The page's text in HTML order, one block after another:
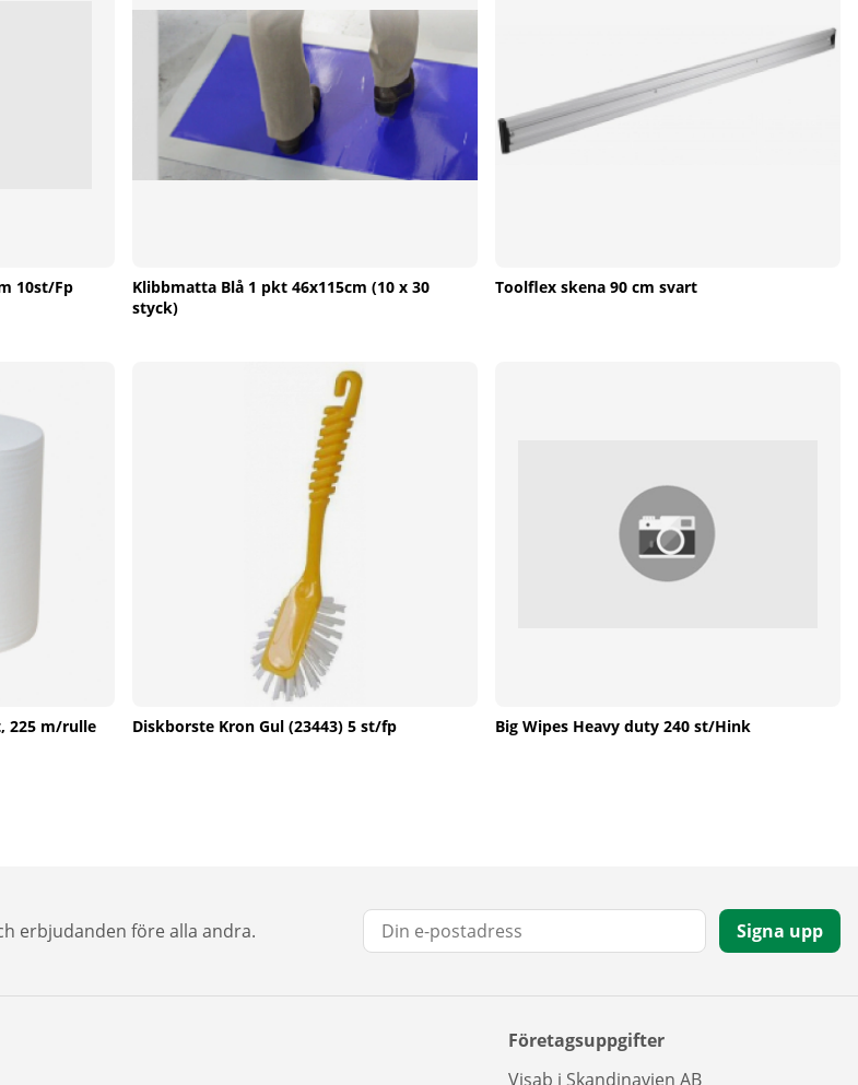
10st/Fp
Klibbmatta Blå 1 pkt 46x115cm (10 x 30
styck)
Toolflex skena 90 cm svart
225 m/rulle
Diskborste Kron Gul (23443) 5 st/fp Big Wipes Heavy duty 240 st/Hink
erbjudanden före alla andra. E-post: Signa upp
Företagsuppgifter
Visab i Skandinavien AB